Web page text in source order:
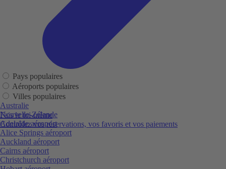
Fais le toi-même
Contrôlez vos réservations, vos favoris et vos paiements
Pays populaires
Aéroports populaires
Villes populaires
Australie
Nouvelle-Zélande
Adelaide aéroport
Alice Springs aéroport
Auckland aéroport
Cairns aéroport
Christchurch aéroport